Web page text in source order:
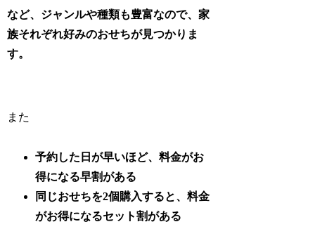
など、ジャンルや種類も豊富なので、家
族それぞれ好みのおせちが見つかりま
す。
また
予約した日が早いほど、料金がお
得になる早割がある
同じおせちを2個購入すると、料金
がお得になるセット割がある